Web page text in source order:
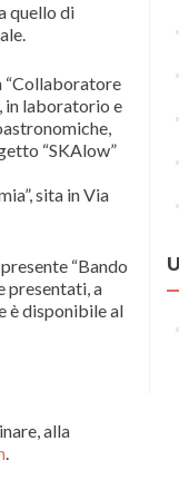
quello di
“Collaboratore
in laboratorio e
“SKAlow”
sita in Via
“Bando
presentati, a
è disponibile al
alla
.